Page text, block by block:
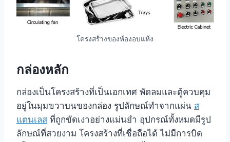
โครงสร้างของห้องอบแห้ง
กล่องหลัก
กล่องเป็นโครงสร้างที่เป็นเอกเทศ พัดลมและตู้ควบคุม
อยู่ในมุมขวาบนของกล่อง รูปลักษณ์ทำจากแผ่น ส
แตนเลส ที่ถูกขัดเงาอย่างแม่นยำ อุปกรณ์ทั้งหมดมีรูป
ลักษณ์ที่สวยงาม โครงสร้างที่เชื่อถือได้ ไม่มีการบิด